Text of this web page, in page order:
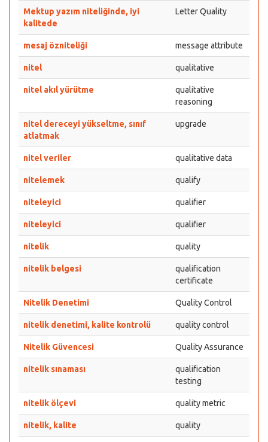
Mektup yazım niteliğinde, iyi
kalitede
Letter Quality
mesaj özniteliği message attribute
nitel qualitative
nitel akıl yürütme
qualitative
reasoning
nitel dereceyi yükseltme, sınıf
atlatmak
upgrade
nitel veriler qualitative data
nitelemek qualify
niteleyici qualifier
niteleyici qualifier
nitelik quality
nitelik belgesi
qualification
certificate
Nitelik Denetimi Quality Control
nitelik denetimi, kalite kontrolü quality control
Nitelik Güvencesi Quality Assurance
nitelik sınaması
qualification
testing
nitelik ölçevi quality metric
nitelik, kalite quality